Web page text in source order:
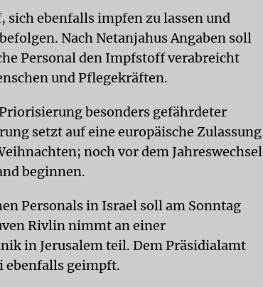
sich ebenfalls impfen zu lassen und
Nach Netanjahus Angaben soll
Personal den Impfstoff verabreicht
und Pflegekräften.
besonders gefährdeter
setzt auf eine europäische Zulassung
noch vor dem Jahreswechsel
beginnen.
Personals in Israel soll am Sonntag
Rivlin nimmt an einer
in Jerusalem teil. Dem Präsidialamt
ebenfalls geimpft.